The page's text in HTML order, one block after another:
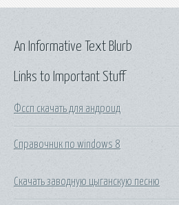
Links to Important Stuff
Фссп скачать для андроид
Справочник по windows 8
Скачать заводную цыганскую песню
An Informative Text Blurb